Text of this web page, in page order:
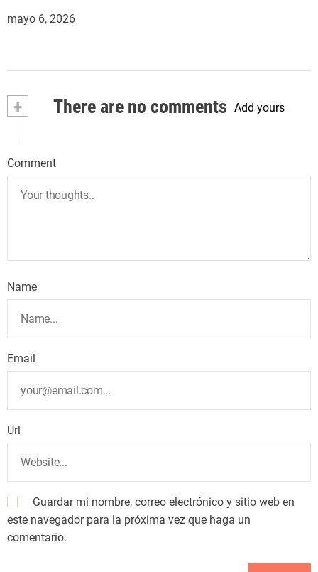
mayo 6, 2026
+ There are no comments Add yours
Comment
Name
Email
Url
Guardar mi nombre, correo electrónico y sitio web en
este navegador para la próxima vez que haga un
comentario.